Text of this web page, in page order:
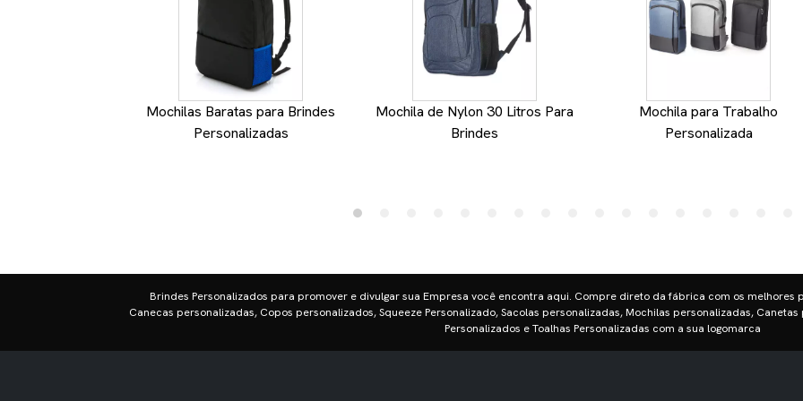
Mochilas Baratas para Brindes
Personalizadas
Mochila de Nylon 30 Litros Para
Brindes
Mochila para Trabalho
Personalizada
Brindes Personalizados para promover e divulgar sua Empresa você encontra aqui. Compre direto da fábrica com os
Canecas personalizadas, Copos personalizados, Squeeze Personalizado, Sacolas personalizadas, Mochilas personalizadas,
Personalizados e Toalhas Personalizadas com a sua logomarca